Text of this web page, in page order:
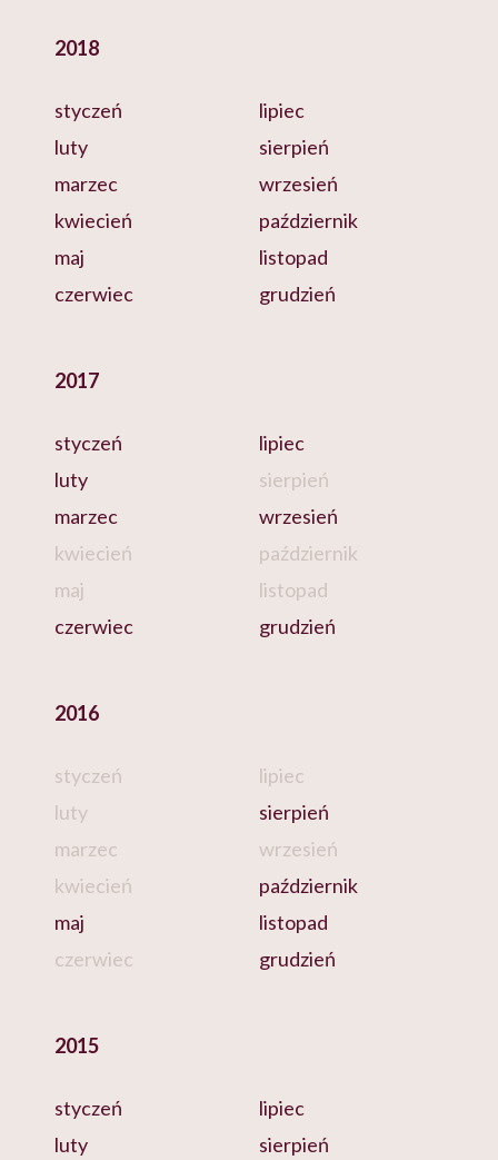
2018
styczeń
luty
marzec
kwiecień
maj
czerwiec
lipiec
sierpień
wrzesień
październik
listopad
grudzień
2017
styczeń
luty
marzec
kwiecień
maj
czerwiec
lipiec
sierpień
wrzesień
październik
listopad
grudzień
2016
styczeń
luty
marzec
kwiecień
maj
czerwiec
lipiec
sierpień
wrzesień
październik
listopad
grudzień
2015
styczeń
luty
lipiec
sierpień